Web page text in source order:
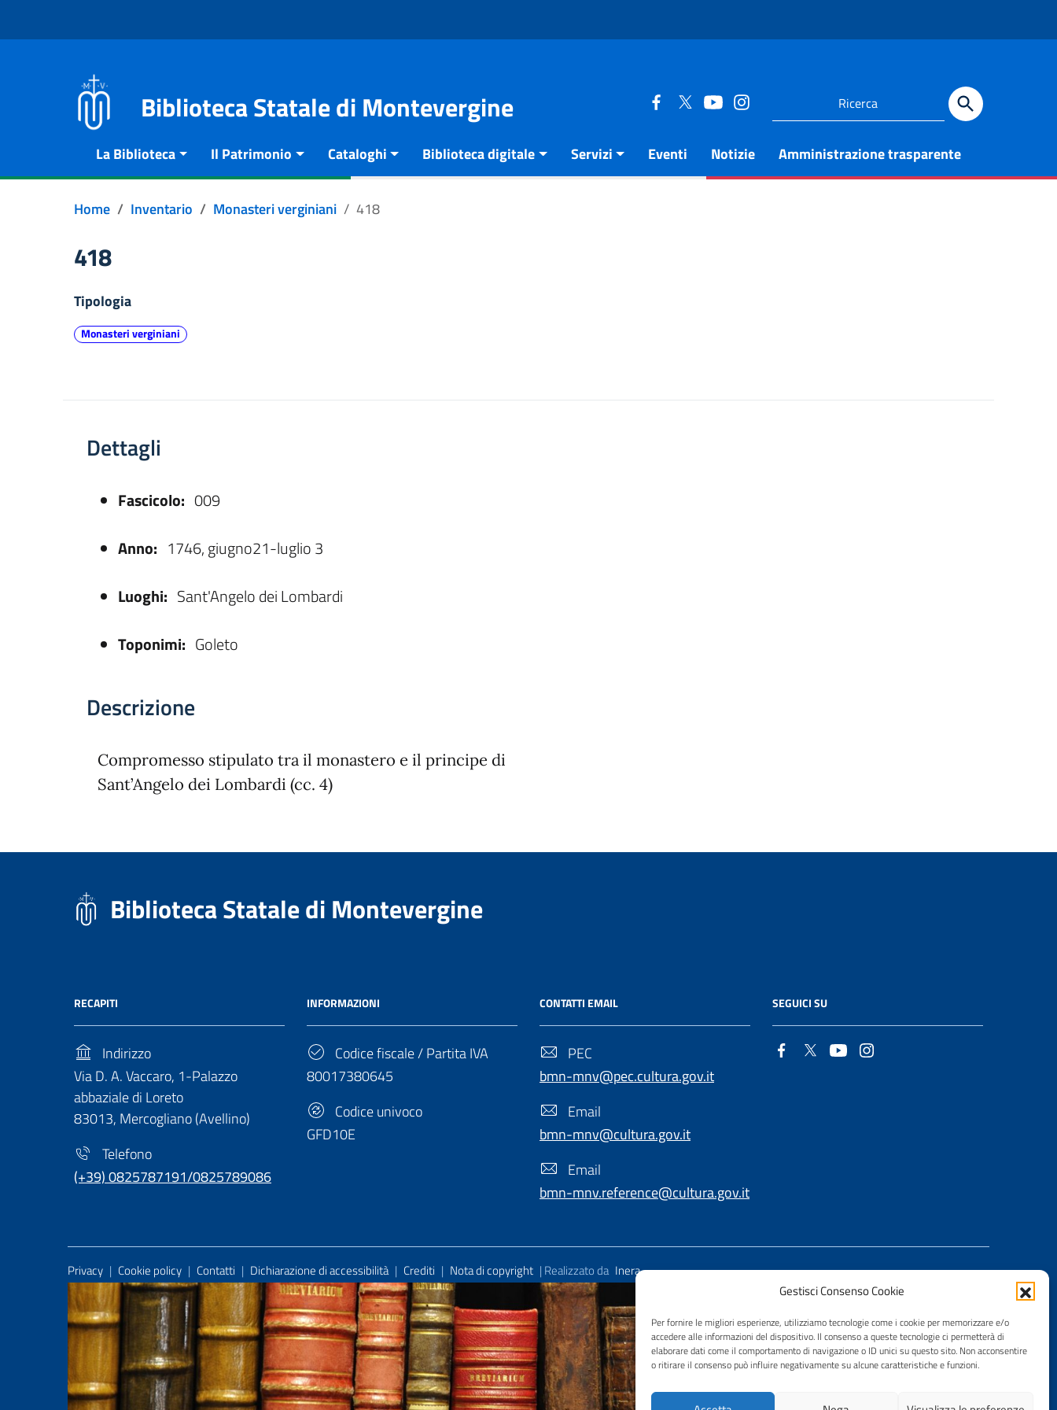
Gestisci Consenso Cookie
Per fornire le migliori esperienze, utilizziamo tecnologie come i cookie per memorizzare e/o
accedere alle informazioni del dispositivo. Il consenso a queste tecnologie ci permetterà di
elaborare dati come il comportamento di navigazione o ID unici su questo sito. Non acconsentire
o ritirare il consenso può influire negativamente su alcune caratteristiche e funzioni.
Biblioteca Statale di Montevergine
La Biblioteca Il Patrimonio Cataloghi Biblioteca digitale Servizi Eventi Notizie Amministrazione trasparente
Home Inventario Monasteri verginiani 418
418
Tipologia
Monasteri verginiani
Dettagli
Fascicolo: 009
Anno: 1746, giugno21-luglio 3
Luoghi: Sant'Angelo dei Lombardi
Toponimi: Goleto
Descrizione
Compromesso stipulato tra il monastero e il principe di
Sant’Angelo dei Lombardi (cc. 4)
Biblioteca Statale di Montevergine
RECAPITI
Indirizzo
Via D. A. Vaccaro, 1-Palazzo
abbaziale di Loreto
83013, Mercogliano (Avellino)
Telefono
(+39) 0825787191/0825789086
INFORMAZIONI
Codice fiscale / Partita IVA
80017380645
Codice univoco
GFD10E
CONTATTI EMAIL
PEC
bmn-mnv@pec.cultura.gov.it
Email
bmn-mnv@cultura.gov.it
Email
bmn-mnv.reference@cultura.gov.it
SEGUICI SU
Useful Links Section
Privacy | Cookie policy | Contatti | Dichiarazione di accessibilità | Crediti | Nota di copyright | Realizzato da Inera